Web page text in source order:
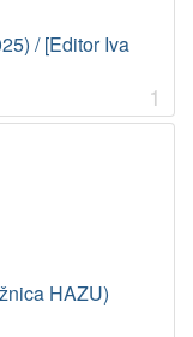
/ [Editor Iva
1
HAZU)